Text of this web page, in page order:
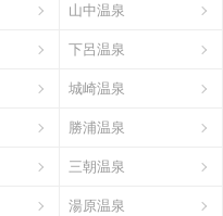
山中温泉
下呂温泉
城崎温泉
勝浦温泉
三朝温泉
湯原温泉